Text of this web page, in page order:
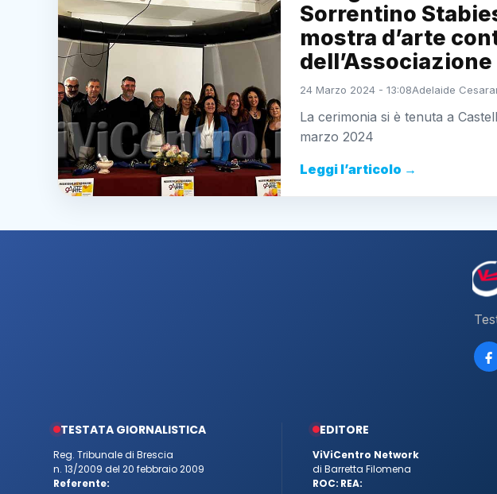
Sorrentino
mostra d’arte
24 Marzo 2024 - 13:08Adelaide
La cerimonia si è tenuta a
marzo 2024
Leggi l’articolo →
TESTATA GIORNALISTICA
Reg. Tribunale di Brescia
n. 13/2009 del 20 febbraio 2009
Referente:
EDITORE
ViViCentro Network
di Barretta Filomena
ROC: REA: